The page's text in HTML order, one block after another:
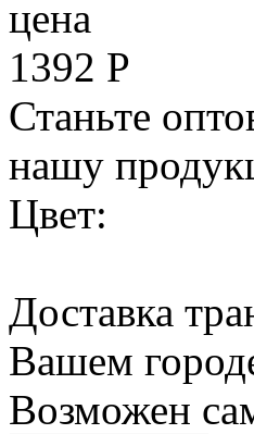
цена
1392 Р
Станьте
нашу
Цвет:
Доставка
Вашем
Возможен